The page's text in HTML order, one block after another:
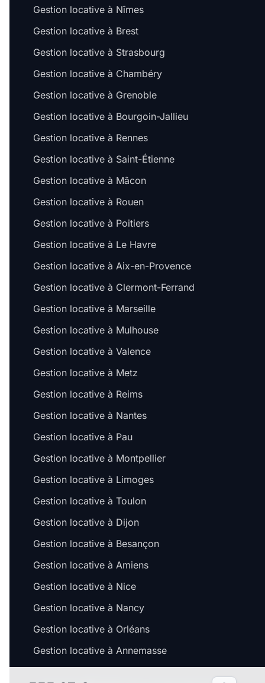
Gestion locative à Nîmes
Gestion locative à Brest
Gestion locative à Strasbourg
Gestion locative à Chambéry
Gestion locative à Grenoble
Gestion locative à Bourgoin-Jallieu
Gestion locative à Rennes
Gestion locative à Saint-Étienne
Gestion locative à Mâcon
Gestion locative à Rouen
Gestion locative à Poitiers
Gestion locative à Le Havre
Gestion locative à Aix-en-Provence
Gestion locative à Clermont-Ferrand
Gestion locative à Marseille
Gestion locative à Mulhouse
Gestion locative à Valence
Gestion locative à Metz
Gestion locative à Reims
Gestion locative à Nantes
Gestion locative à Pau
Gestion locative à Montpellier
Gestion locative à Limoges
Gestion locative à Toulon
Gestion locative à Dijon
Gestion locative à Besançon
Gestion locative à Amiens
Gestion locative à Nice
Gestion locative à Nancy
Gestion locative à Orléans
Gestion locative à Annemasse